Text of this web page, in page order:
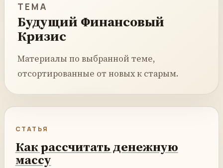
ТЕМА
Будущий Финансовый
Кризис
Материалы по выбранной теме,
отсортированные от новых к старым.
СТАТЬЯ
Как рассчитать денежную
массу